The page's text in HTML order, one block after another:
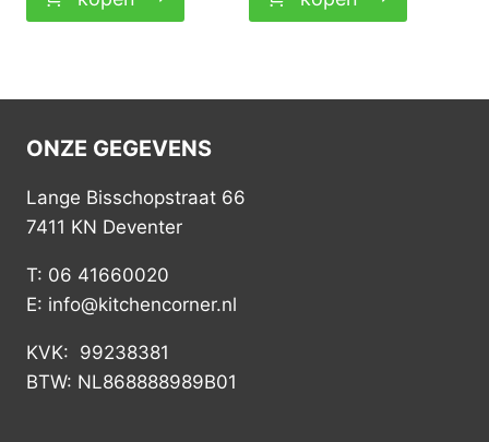
ONZE GEGEVENS
Lange Bisschopstraat 66
7411 KN Deventer
T: 06 41660020
E: info@kitchencorner.nl
KVK: 99238381
BTW: NL868888989B01